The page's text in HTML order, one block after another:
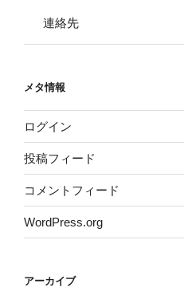
連絡先
メタ情報
ログイン
投稿フィード
コメントフィード
WordPress.org
アーカイブ